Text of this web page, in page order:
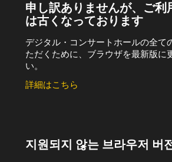
申し訳ありませんが、ご利
は古くなっております
デジタル・コンサートホールの全て
ただくために、ブラウザを最新版に
い。
詳細はこちら
지원되지 않는 브라우저 버